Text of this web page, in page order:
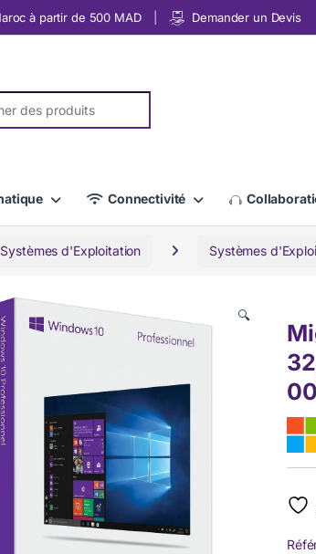
à partir de 500 MAD Demander un Devis
Connectivité
d'Exploitation Systèmes
🔍